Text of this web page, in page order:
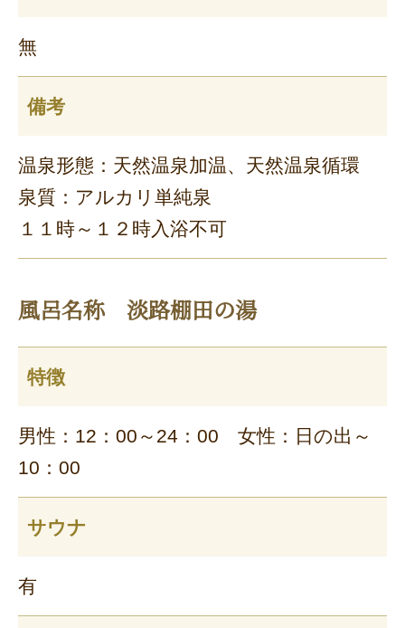
無
備考
温泉形態：天然温泉加温、天然温泉循環
泉質：アルカリ単純泉
１１時～１２時入浴不可
風呂名称 淡路棚田の湯
特徴
男性：12：00～24：00 女性：日の出～
10：00
サウナ
有